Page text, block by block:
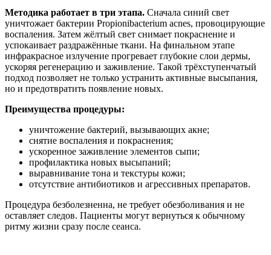
Методика работает в три этапа. Сначала синий свет
уничтожает бактерии Propionibacterium acnes, провоцирующие
воспаления. Затем жёлтый свет снимает покраснение и
успокаивает раздражённые ткани. На финальном этапе
инфракрасное излучение прогревает глубокие слои дермы,
ускоряя регенерацию и заживление. Такой трёхступенчатый
подход позволяет не только устранить активные высыпания,
но и предотвратить появление новых.
Преимущества процедуры:
уничтожение бактерий, вызывающих акне;
снятие воспаления и покраснения;
ускоренное заживление элементов сыпи;
профилактика новых высыпаний;
выравнивание тона и текстуры кожи;
отсутствие антибиотиков и агрессивных препаратов.
Процедура безболезненна, не требует обезболивания и не
оставляет следов. Пациенты могут вернуться к обычному
ритму жизни сразу после сеанса.